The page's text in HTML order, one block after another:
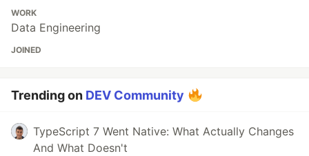
WORK
Data Engineering
JOINED
Trending on DEV Community
TypeScript 7 Went Native: What Actually Changes
And What Doesn't